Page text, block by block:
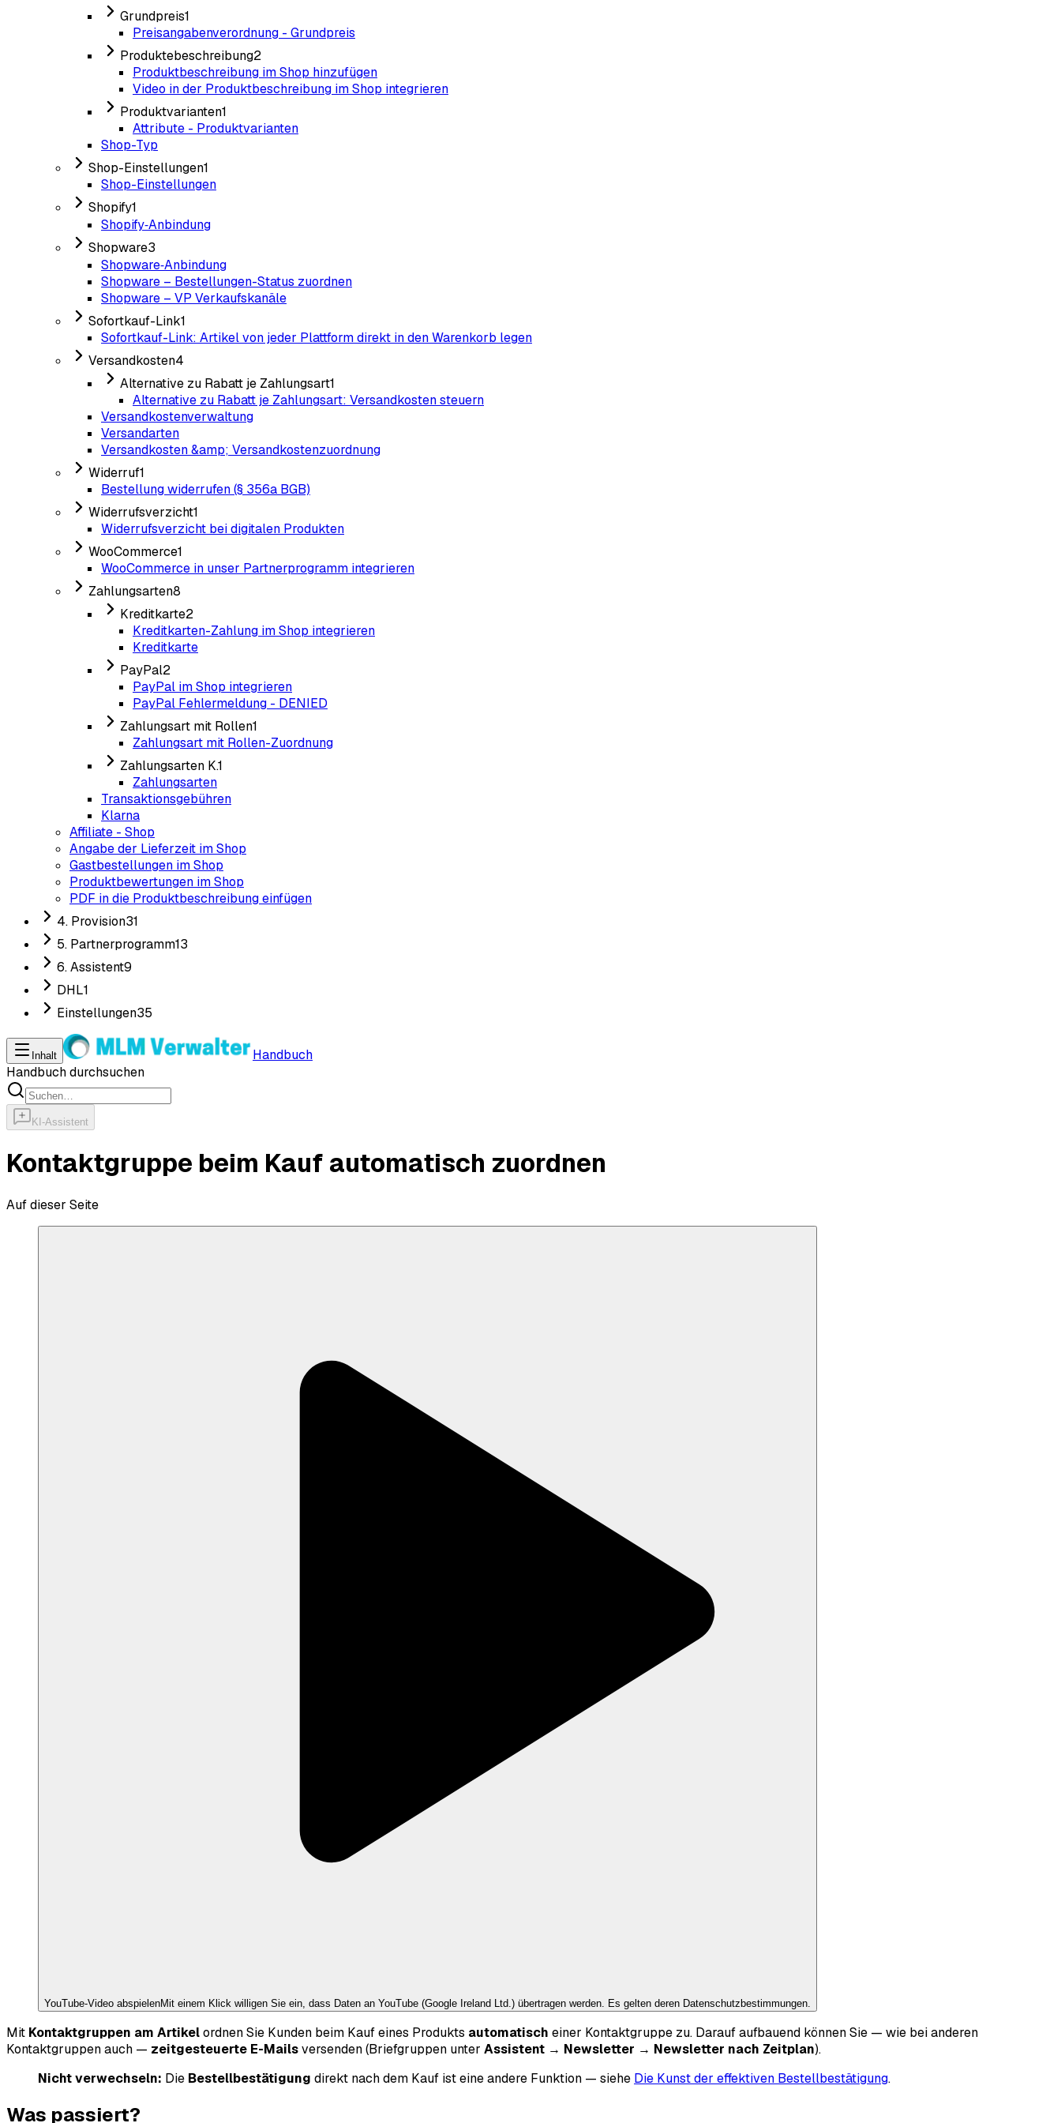
Grundpreis1
Preisangabenverordnung - Grundpreis
Produktebeschreibung2
Produktbeschreibung im Shop hinzufügen
Video in der Produktbeschreibung im Shop integrieren
Produktvarianten1
Attribute - Produktvarianten
Shop-Typ
Shop-Einstellungen1
Shop-Einstellungen
Shopify1
Shopify‑Anbindung
Shopware3
Shopware‑Anbindung
Shopware – Bestellungen-Status zuordnen
Shopware – VP Verkaufskanäle
Sofortkauf-Link1
Sofortkauf-Link: Artikel von jeder Plattform direkt in den Warenkorb legen
Versandkosten4
Alternative zu Rabatt je Zahlungsart1
Alternative zu Rabatt je Zahlungsart: Versandkosten steuern
Versandkostenverwaltung
Versandarten
Versandkosten &amp; Versandkostenzuordnung
Widerruf1
Bestellung widerrufen (§ 356a BGB)
Widerrufsverzicht1
Widerrufsverzicht bei digitalen Produkten
WooCommerce1
WooCommerce in unser Partnerprogramm integrieren
Zahlungsarten8
Kreditkarte2
Kreditkarten-Zahlung im Shop integrieren
Kreditkarte
PayPal2
PayPal im Shop integrieren
PayPal Fehlermeldung - DENIED
Zahlungsart mit Rollen1
Zahlungsart mit Rollen-Zuordnung
Zahlungsarten K.1
Zahlungsarten
Transaktionsgebühren
Klarna
Affiliate - Shop
Angabe der Lieferzeit im Shop
Gastbestellungen im Shop
Produktbewertungen im Shop
PDF in die Produktbeschreibung einfügen
4. Provision31
5. Partnerprogramm13
6. Assistent9
DHL1
Einstellungen35
Inhalt
Handbuch
Handbuch durchsuchen
KI-Assistent
Kontaktgruppe beim Kauf automatisch zuordnen
Auf dieser Seite
YouTube-Video abspielenMit einem Klick willigen Sie ein, dass Daten an YouTube (Google Ireland Ltd.) übertragen werden. Es gelten deren Datenschutzbestimmungen.
Mit Kontaktgruppen am Artikelordnen Sie Kunden beim Kauf eines Produkts automatisch einer Kontaktgruppe zu. Darauf aufbauend können Sie — wie bei anderen
Kontaktgruppen auch — zeitgesteuerte E-Mailsversenden (Briefgruppen unter Assistent → Newsletter → Newsletter nach Zeitplan).
Nicht verwechseln: Die Bestellbestätigung direkt nach dem Kauf ist eine andere Funktion — siehe Die Kunst der effektiven Bestellbestätigung.
Was passiert?